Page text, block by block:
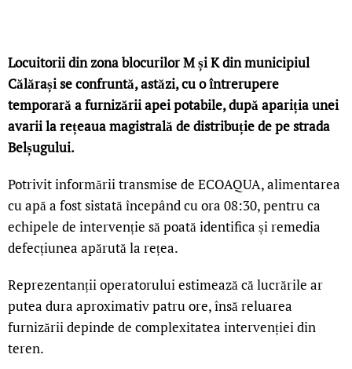
Locuitorii din zona blocurilor M și K din municipiul
Călărași se confruntă, astăzi, cu o întrerupere
temporară a furnizării apei potabile, după apariția unei
avarii la rețeaua magistrală de distribuție de pe strada
Belșugului.
Potrivit informării transmise de ECOAQUA, alimentarea
cu apă a fost sistată începând cu ora 08:30, pentru ca
echipele de intervenție să poată identifica și remedia
defecțiunea apărută la rețea.
Reprezentanții operatorului estimează că lucrările ar
putea dura aproximativ patru ore, însă reluarea
furnizării depinde de complexitatea intervenției din
teren.